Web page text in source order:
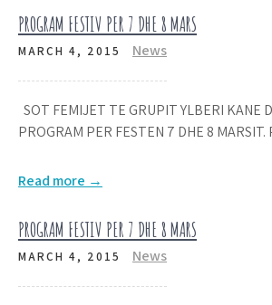
PROGRAM FESTIV PER 7 DHE 8 MARS
MARCH 4, 2015 News
SOT FEMIJET TE GRUPIT YLBERI KANE
PROGRAM PER FESTEN 7 DHE 8 MARSIT.
Read more →
PROGRAM FESTIV PER 7 DHE 8 MARS
MARCH 4, 2015 News